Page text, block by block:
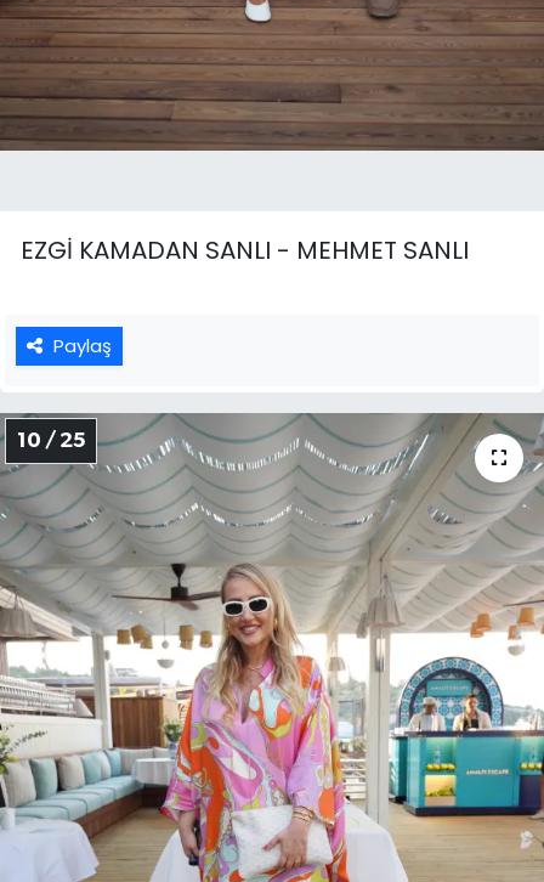
EZGİ KAMADAN SANLI - MEHMET SANLI
Paylaş
10 / 25